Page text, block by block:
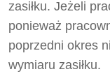
zasiłku. Jeżeli
ponieważ
poprzedni okres
wymiaru zasiłku.